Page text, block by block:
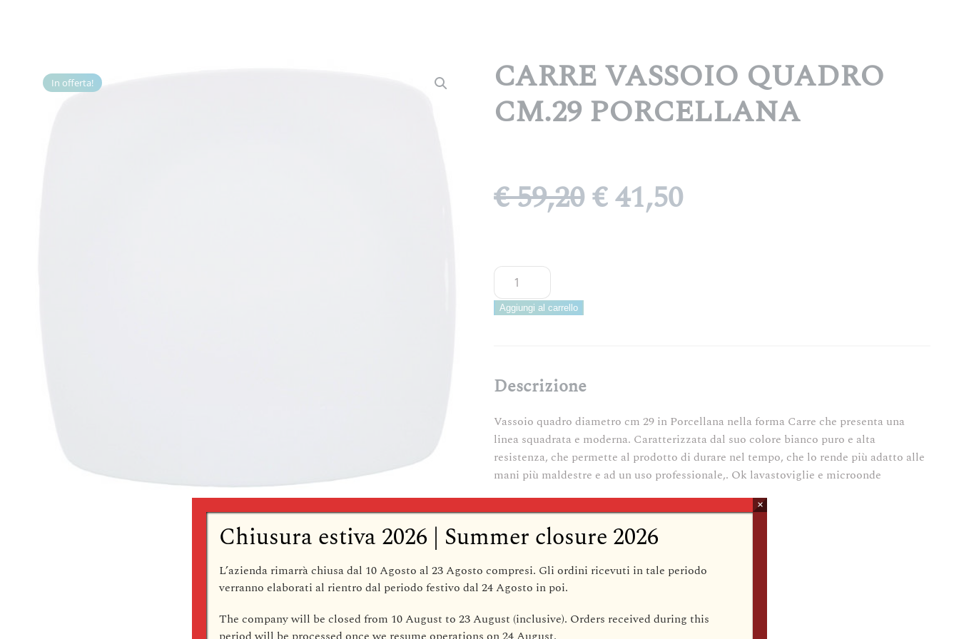
In offerta! CARRE VASSOIO QUADRO
CM.29 PORCELLANA
€59,20Il
€41,50Il
CARRE
VASSOIO
QUADRO
Aggiungi al carrello
Descrizione
Vassoio quadro diametro cm 29 in Porcellana nella forma Carre che presenta una
linea squadrata e moderna. Caratterizzata dal suo colore bianco puro e alta
resistenza, che permette al prodotto di durare nel tempo, che lo rende più adatto alle
mani più maldestre e ad un uso professionale,. Ok lavastoviglie e microonde
Chiusura estiva 2026 | Summer closure 2026
L’azienda rimarràchiusa dal 10 Agosto al 23 Agosto compresi. Gli ordini ricevuti in tale periodo
verranno elaborati al rientro dal periodo festivo dal 24 Agosto in poi.
The companywill be closed from 10 August to 23 August (inclusive). Orders received during this
×